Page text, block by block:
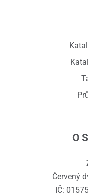
O
Červený
IČ: